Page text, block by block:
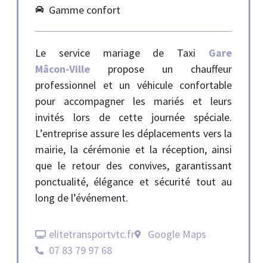
Gamme confort
Le service mariage de Taxi Gare
Mâcon‑Ville propose un chauffeur
professionnel et un véhicule confortable
pour accompagner les mariés et leurs
invités lors de cette journée spéciale.
L’entreprise assure les déplacements vers la
mairie, la cérémonie et la réception, ainsi
que le retour des convives, garantissant
ponctualité, élégance et sécurité tout au
long de l’événement.
elitetransportvtc.fr
Google Maps
07 83 79 97 68